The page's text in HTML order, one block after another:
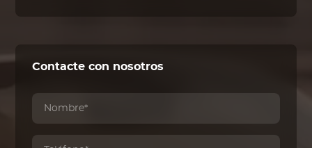
Contacte con nosotros